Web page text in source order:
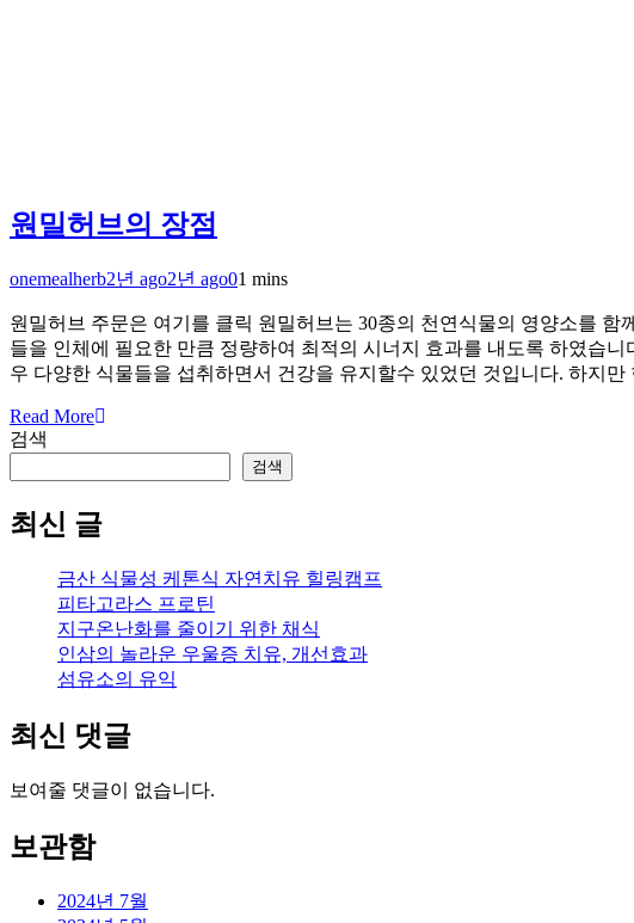
원밀허브의 장점
onemealherb2년 ago2년 ago01 mins
원밀허브 주문은 여기를 클릭 원밀허브는 30종의 천연식물의 영양소를
들을 인체에 필요한 만큼 정량하여 최적의 시너지 효과를 내도록 하였습
우 다양한 식물들을 섭취하면서 건강을 유지할수 있었던 것입니다. 하지
Read More
검색
검색
최신 글
금산 식물성 케톤식 자연치유 힐링캠프
피타고라스 프로틴
지구온난화를 줄이기 위한 채식
인삼의 놀라운 우울증 치유, 개선효과
섬유소의 유익
최신 댓글
보여줄 댓글이 없습니다.
보관함
2024년 7월